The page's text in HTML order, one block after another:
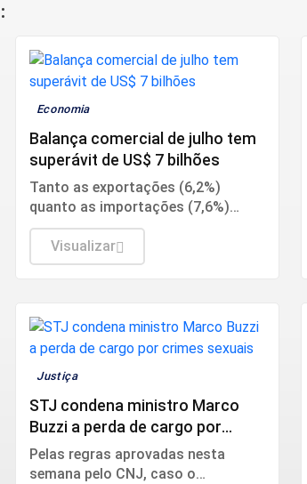
Economia
Balança comercial de julho tem
superávit de US$ 7 bilhões
Tanto as exportações (6,2%)
quanto as importações (7,6%)
aumentaram em relação ao mesmo
período do ano passado.
Visualizar
Justiça
STJ condena ministro Marco
Buzzi a perda de cargo por
crimes sexuais
Pelas regras aprovadas nesta
semana pelo CNJ, caso o